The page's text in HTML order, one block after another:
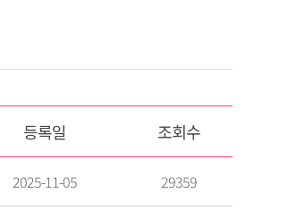
등록일 조회수
2025-11-05 29359